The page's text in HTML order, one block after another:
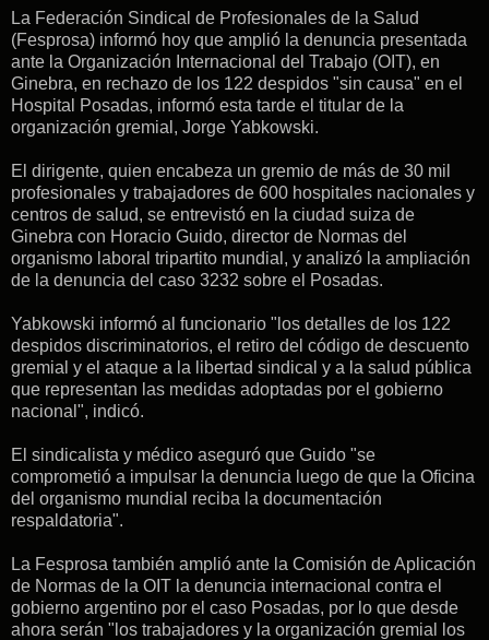
La Federación Sindical de Profesionales de la Salud
(Fesprosa) informó hoy que amplió la denuncia presentada
ante la Organización Internacional del Trabajo (OIT), en
Ginebra, en rechazo de los 122 despidos "sin causa" en el
Hospital Posadas, informó esta tarde el titular de la
organización gremial, Jorge Yabkowski.
El dirigente, quien encabeza un gremio de más de 30 mil
profesionales y trabajadores de 600 hospitales nacionales y
centros de salud, se entrevistó en la ciudad suiza de
Ginebra con Horacio Guido, director de Normas del
organismo laboral tripartito mundial, y analizó la ampliación
de la denuncia del caso 3232 sobre el Posadas.
Yabkowski informó al funcionario "los detalles de los 122
despidos discriminatorios, el retiro del código de descuento
gremial y el ataque a la libertad sindical y a la salud pública
que representan las medidas adoptadas por el gobierno
nacional", indicó.
El sindicalista y médico aseguró que Guido "se
comprometió a impulsar la denuncia luego de que la Oficina
del organismo mundial reciba la documentación
respaldatoria".
La Fesprosa también amplió ante la Comisión de Aplicación
de Normas de la OIT la denuncia internacional contra el
gobierno argentino por el caso Posadas, por lo que desde
ahora serán "los trabajadores y la organización gremial los